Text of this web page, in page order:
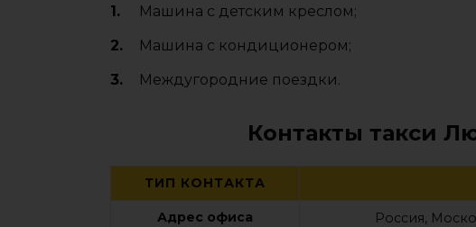
Машина с детским креслом;
Машина с кондиционером;
Междугородние поездки.
Контакты такси
ТИП КОНТАКТА
Адрес офиса Россия,